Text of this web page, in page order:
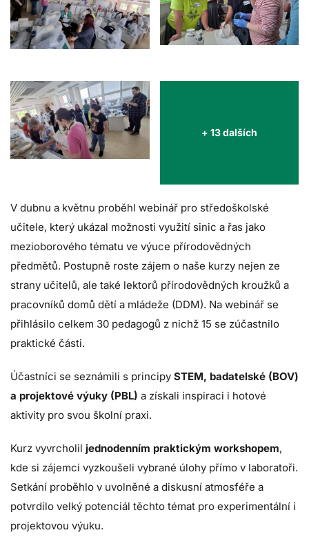
+ 13 dalších
V dubnu a květnu proběhl webinář pro středoškolské
učitele, který ukázal možnosti využití sinic a řas jako
mezioborového tématu ve výuce přírodovědných
předmětů. Postupně roste zájem o naše kurzy nejen ze
strany učitelů, ale také lektorů přírodovědných kroužků a
pracovníků domů dětí a mládeže (DDM). Na webinář se
přihlásilo celkem 30 pedagogů z nichž 15 se zúčastnilo
praktické části.
Účastníci se seznámili s principy STEM, badatelské (BOV)
a projektové výuky (PBL) a získali inspiraci i hotové
aktivity pro svou školní praxi.
Kurz vyvrcholil jednodenním praktickým workshopem,
kde si zájemci vyzkoušeli vybrané úlohy přímo v laboratoři.
Setkání proběhlo v uvolněné a diskusní atmosféře a
potvrdilo velký potenciál těchto témat pro experimentální i
projektovou výuku.